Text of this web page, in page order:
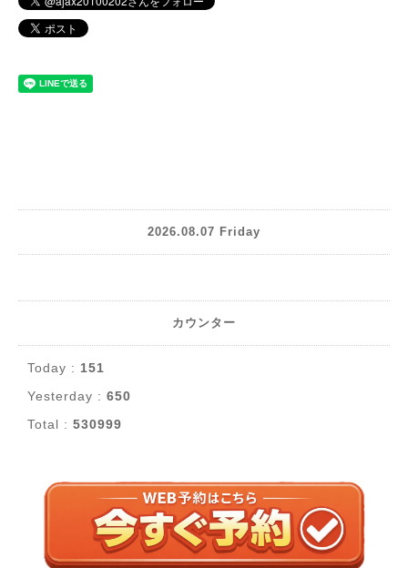
2026.08.07 Friday
カウンター
Today : 151
Yesterday : 650
Total : 530999